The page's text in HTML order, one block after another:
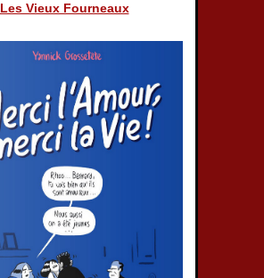
Les Vieux Fourneaux